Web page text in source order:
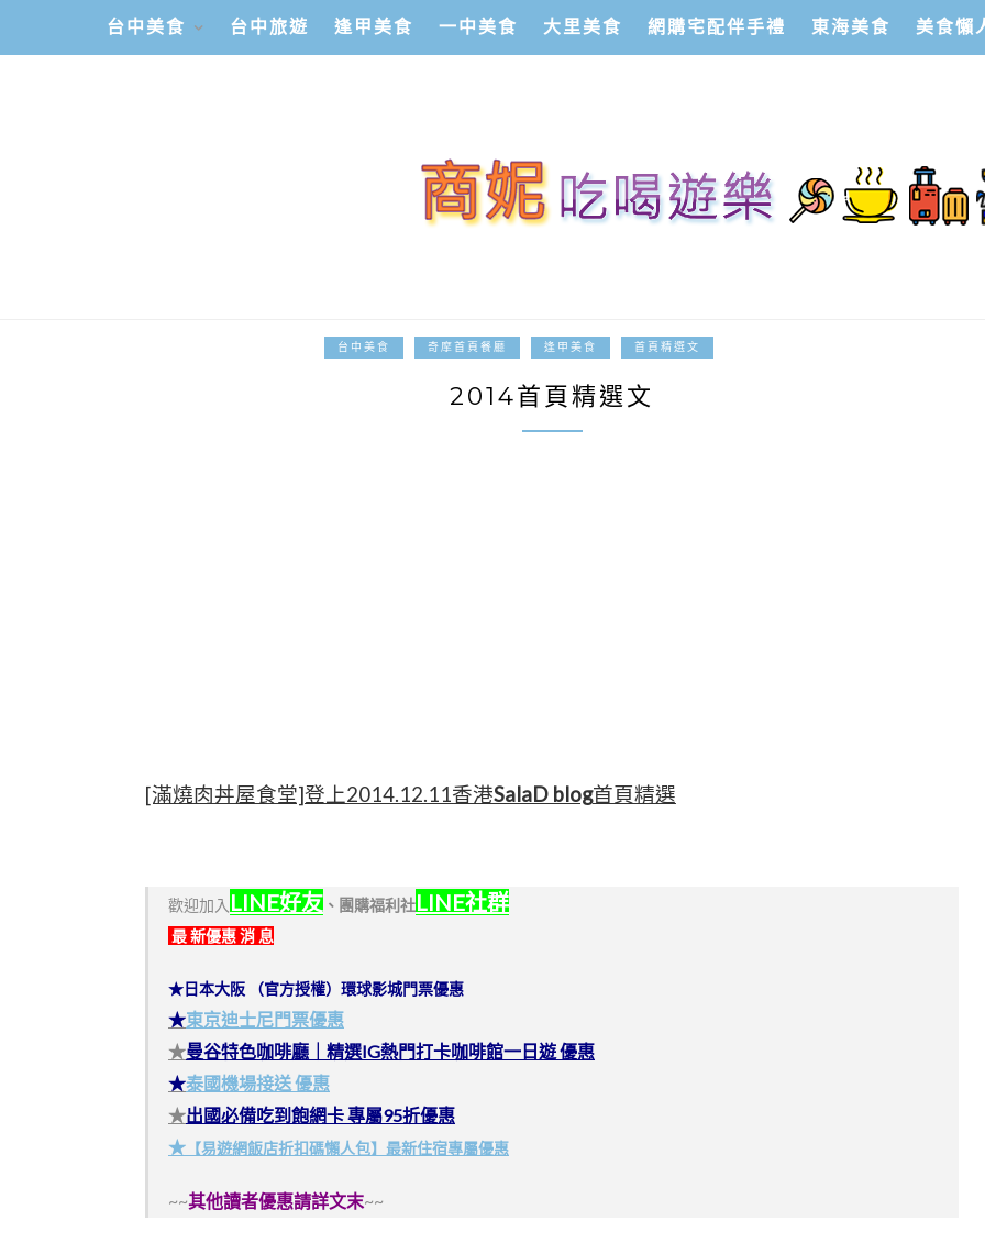
台中美食 台中旅遊 逢甲美食 一中美食 大里美食 網購宅配伴手禮 東海美食 美食懶
台中美食 奇摩首頁餐廳 逢甲美食 首頁精選文
2014首頁精選文
[滿燒肉丼屋食堂]登上2014.12.11香港SalaD blog首頁精選
歡迎加入 LINE好友 、 團購福利社LINE社群
最 新優惠 消 息
★日本大阪 （官方授權）環球影城門票優惠
★東京迪士尼門票優惠
★曼谷特色咖啡廳｜精選IG熱門打卡咖啡館一日遊 優惠
★泰國機場接送 優惠
★出國必備吃到飽網卡 專屬95折優惠
★ 【易遊網飯店折扣碼懶人包】最新住宿專屬優惠
~~其他讀者優惠請詳文末~~